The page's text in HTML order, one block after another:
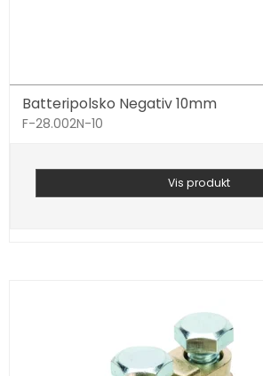
Batteripolsko Negativ 10mm
F-28.002N-10
Vis produkt